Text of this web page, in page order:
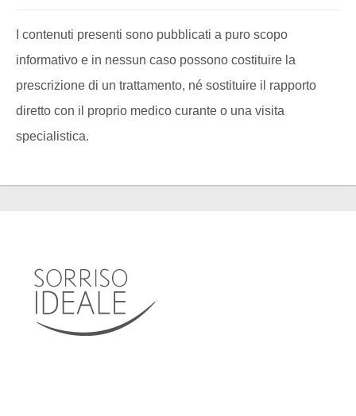
I contenuti presenti sono pubblicati a puro scopo
informativo e in nessun caso possono costituire la
prescrizione di un trattamento, né sostituire il rapporto
diretto con il proprio medico curante o una visita
specialistica.